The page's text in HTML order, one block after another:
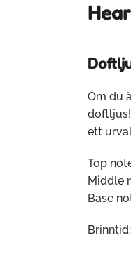
Om du
ett
Top
Middle
Base